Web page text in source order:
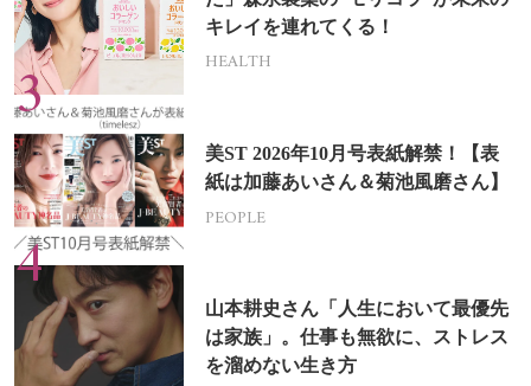
キレイを連れてくる！
HEALTH
美ST 2026年10月号表紙解禁！【表
紙は加藤あいさん＆菊池風磨さん】
PEOPLE
山本耕史さん「人生において最優先
は家族」。仕事も無欲に、ストレス
を溜めない生き方